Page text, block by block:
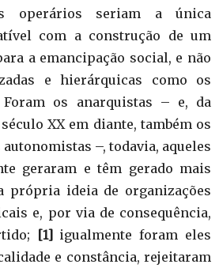
operários seriam a única
com a construção de um
a emancipação social, e não
e hierárquicas como os
os anarquistas – e, da
XX em diante, também os
–, todavia, aqueles
geraram e têm gerado mais
própria ideia de organizações
e, por via de consequência,
[1] igualmente foram eles
e constância, rejeitaram